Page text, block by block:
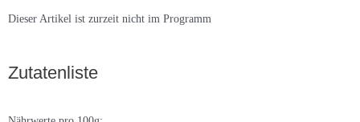
Dieser Artikel ist zurzeit nicht im Programm
Zutatenliste